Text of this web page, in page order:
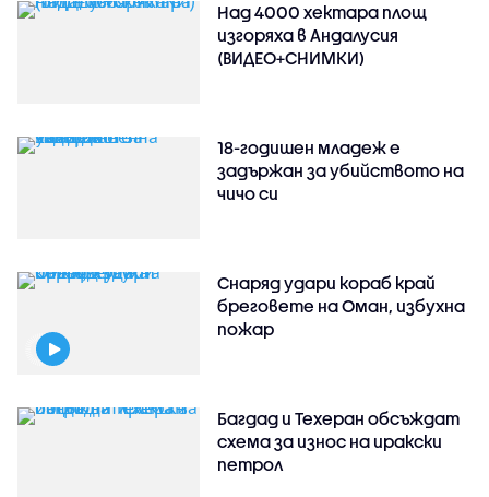
Над 4000 хектара площ
изгоряха в Андалусия
(ВИДЕО+СНИМКИ)
18-годишен младеж е
задържан за убийството на
чичо си
Снаряд удари кораб край
бреговете на Оман, избухна
пожар
Багдад и Техеран обсъждат
схема за износ на иракски
петрол